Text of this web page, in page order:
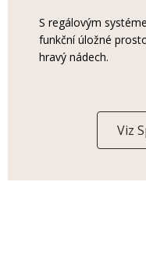
S regálovým
funkční úložné
hravý nádech.
Viz